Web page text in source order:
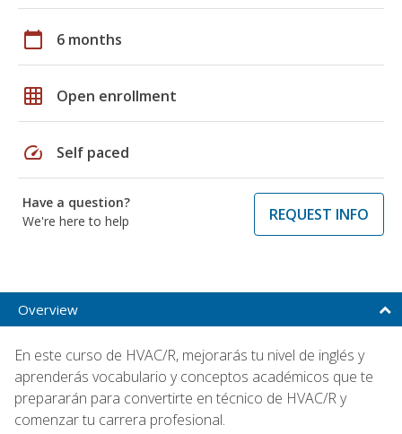
calendar_today 6 months
grid_on Open enrollment
speed Self paced
Have a question?
We're here to help
REQUEST INFO
Overview
En este curso de HVAC/R, mejorarás tu nivel de inglés y
aprenderás vocabulario y conceptos académicos que te
prepararán para convertirte en técnico de HVAC/R y
comenzar tu carrera profesional.